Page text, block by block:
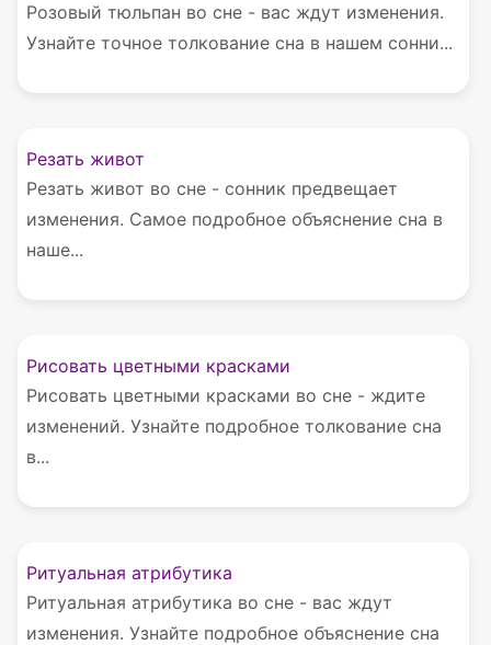
Розовый тюльпан во сне - вас ждут изменения.
Узнайте точное толкование сна в нашем сонни...
Резать живот
Резать живот во сне - сонник предвещает
изменения. Самое подробное объяснение сна в
наше...
Рисовать цветными красками
Рисовать цветными красками во сне - ждите
изменений. Узнайте подробное толкование сна
в...
Ритуальная атрибутика
Ритуальная атрибутика во сне - вас ждут
изменения. Узнайте подробное объяснение сна